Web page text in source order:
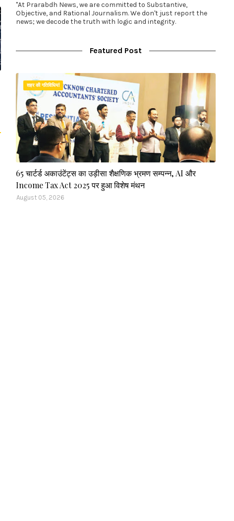
"At Prarabdh News, we are committed to Substantive,
Objective, and Rational Journalism. We don't just report the
news; we decode the truth with logic and integrity.
Featured Post
शहर की गतिविधियां
65 चार्टर्ड अकाउंटेंट्स का उड़ीसा शैक्षणिक भ्रमण सम्पन्न, AI और
Income Tax Act 2025 पर हुआ विशेष मंथन
August 05, 2026